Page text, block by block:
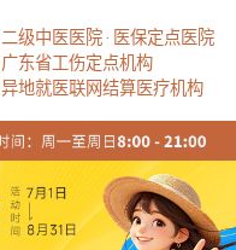
二级中医医院 · 医保定点医院
广东省工伤定点机构
异地就医联网结算医疗机构